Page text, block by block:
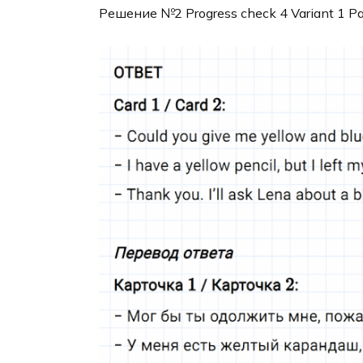
Решение №2 Progress check 4 Variant 1